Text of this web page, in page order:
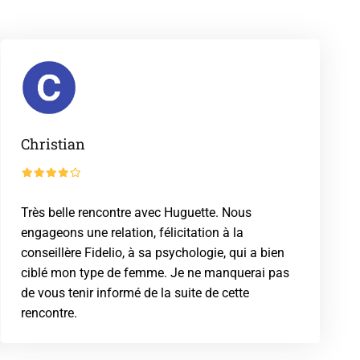
Christian
Très belle rencontre avec Huguette. Nous
engageons une relation, félicitation à la
conseillère Fidelio, à sa psychologie, qui a bien
ciblé mon type de femme. Je ne manquerai pas
de vous tenir informé de la suite de cette
rencontre.